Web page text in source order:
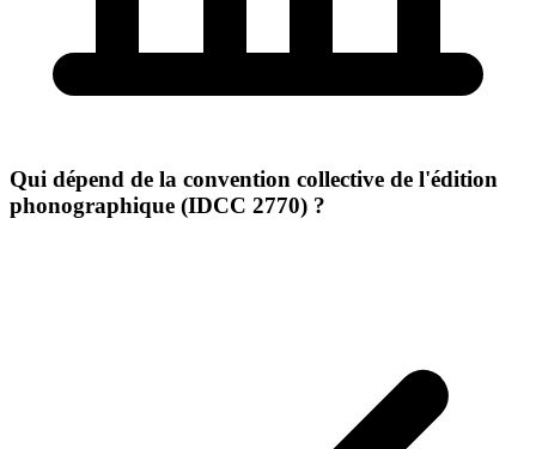
Qui dépend de la convention collective de l'édition
phonographique (IDCC 2770) ?